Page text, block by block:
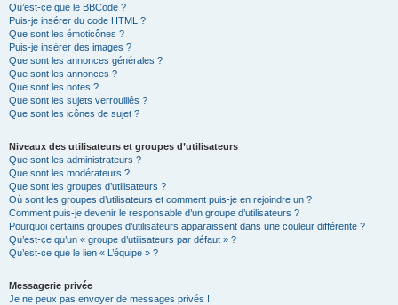
Qu’est-ce que le BBCode ?
Puis-je insérer du code HTML ?
Que sont les émoticônes ?
Puis-je insérer des images ?
Que sont les annonces générales ?
Que sont les annonces ?
Que sont les notes ?
Que sont les sujets verrouillés ?
Que sont les icônes de sujet ?
Niveaux des utilisateurs et groupes d’utilisateurs
Que sont les administrateurs ?
Que sont les modérateurs ?
Que sont les groupes d’utilisateurs ?
Où sont les groupes d’utilisateurs et comment puis-je en rejoindre un ?
Comment puis-je devenir le responsable d’un groupe d’utilisateurs ?
Pourquoi certains groupes d’utilisateurs apparaissent dans une couleur différente ?
Qu’est-ce qu’un « groupe d’utilisateurs par défaut » ?
Qu’est-ce que le lien « L’équipe » ?
Messagerie privée
Je ne peux pas envoyer de messages privés !